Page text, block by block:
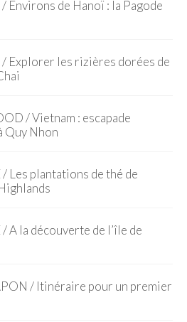
Environs de Hanoï : la Pagode
Explorer les rizières dorées de
/ Vietnam : escapade
Quy Nhon
/ Les plantations de thé de
A la découverte de l’île de
/ Itinéraire pour un premier